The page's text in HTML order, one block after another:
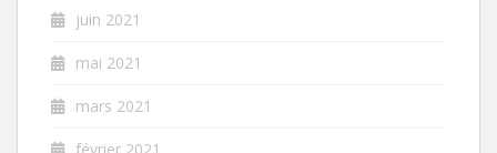
juin 2021
mai 2021
mars 2021